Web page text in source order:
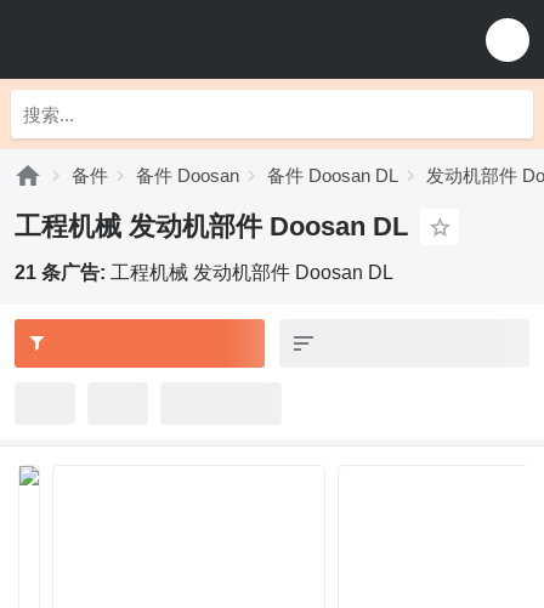
备件 备件 Doosan 备件 Doosan DL 发动机部件
工程机械 发动机部件 Doosan DL
21 条广告: 工程机械 发动机部件 Doosan DL